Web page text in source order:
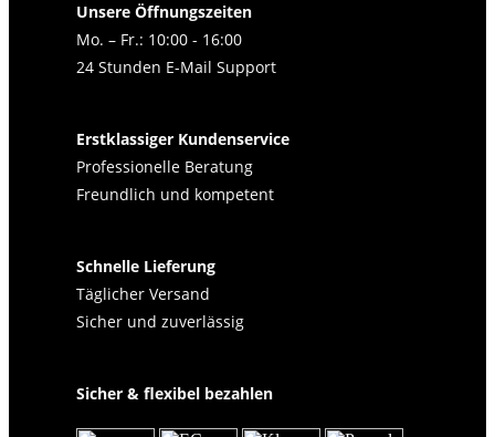
Unsere Öffnungszeiten
Mo. – Fr.: 10:00 - 16:00
24 Stunden E-Mail Support
Erstklassiger Kundenservice
Professionelle Beratung
Freundlich und kompetent
Schnelle Lieferung
Täglicher Versand
Sicher und zuverlässig
Sicher & flexibel bezahlen